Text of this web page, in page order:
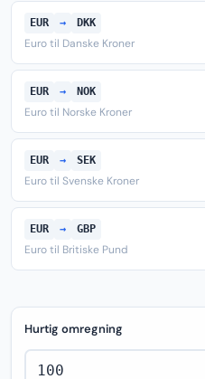
EUR → DKK
Euro til Danske Kroner
EUR → NOK
Euro til Norske Kroner
EUR → SEK
Euro til Svenske Kroner
EUR → GBP
Euro til Britiske Pund
Hurtig omregning